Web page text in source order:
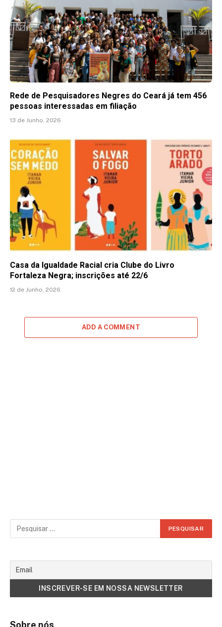
Rede de Pesquisadores Negres do Ceará já tem 456
pessoas interessadas em filiação
13 de Junho, 2026
Casa da Igualdade Racial cria Clube do Livro
Fortaleza Negra; inscrições até 22/6
12 de Junho, 2026
ADD A COMMENT
Sobre nós